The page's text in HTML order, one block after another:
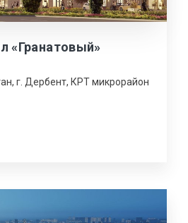
«Гранатовый»
г. Дербент, КРТ микрорайон